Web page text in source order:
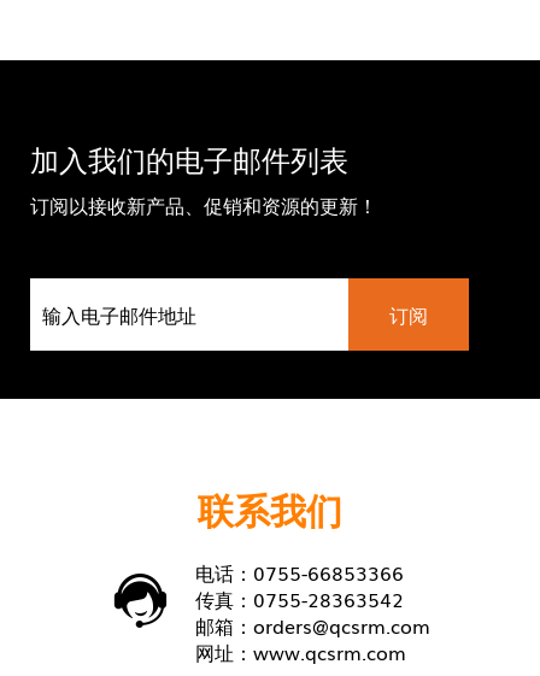
加入我们的电子邮件列表
订阅以接收新产品、促销和资源的更新！
联系我们
电话：0755-66853366
传真：0755-28363542
邮箱： orders@qcsrm.com
网址： www.qcsrm.com